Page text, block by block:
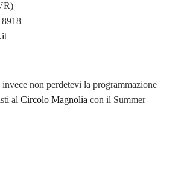
non perdetevi la programmazione
al Circolo Magnolia con il Summer